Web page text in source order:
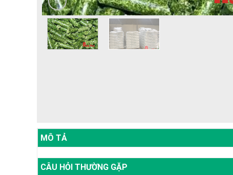
MÔ TẢ
CÂU HỎI THƯỜNG GẶP